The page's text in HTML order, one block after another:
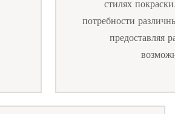
стилях
потребности
предоставляя